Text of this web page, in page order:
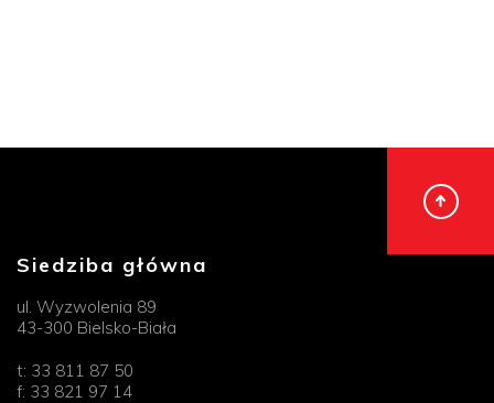
Siedziba główna
ul. Wyzwolenia 89
43-300 Bielsko-Biała
t: 33 811 87 50
f: 33 821 97 14